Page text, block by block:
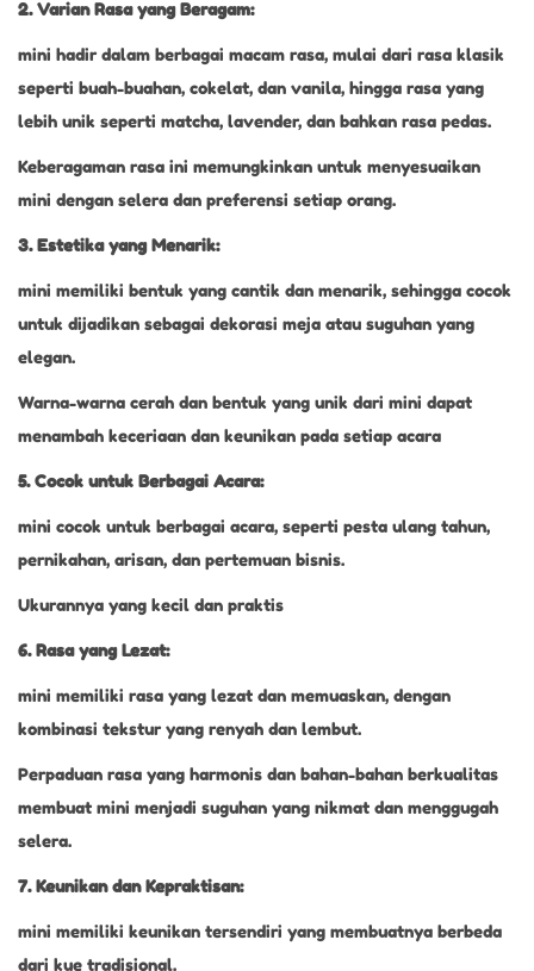
2. Varian Rasa yang Beragam:
mini hadir dalam berbagai macam rasa, mulai dari rasa klasik
seperti buah-buahan, cokelat, dan vanila, hingga rasa yang
lebih unik seperti matcha, lavender, dan bahkan rasa pedas.
Keberagaman rasa ini memungkinkan untuk menyesuaikan
mini dengan selera dan preferensi setiap orang.
3. Estetika yang Menarik:
mini memiliki bentuk yang cantik dan menarik, sehingga cocok
untuk dijadikan sebagai dekorasi meja atau suguhan yang
elegan.
Warna-warna cerah dan bentuk yang unik dari mini dapat
menambah keceriaan dan keunikan pada setiap acara
5. Cocok untuk Berbagai Acara:
mini cocok untuk berbagai acara, seperti pesta ulang tahun,
pernikahan, arisan, dan pertemuan bisnis.
Ukurannya yang kecil dan praktis
6. Rasa yang Lezat:
mini memiliki rasa yang lezat dan memuaskan, dengan
kombinasi tekstur yang renyah dan lembut.
Perpaduan rasa yang harmonis dan bahan-bahan berkualitas
membuat mini menjadi suguhan yang nikmat dan menggugah
selera.
7. Keunikan dan Kepraktisan:
mini memiliki keunikan tersendiri yang membuatnya berbeda
dari kue tradisional.